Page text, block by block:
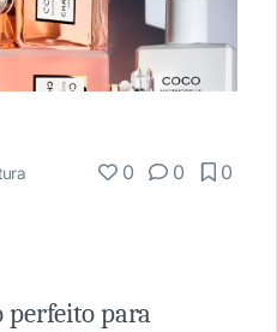
0 0 0
perfeito para